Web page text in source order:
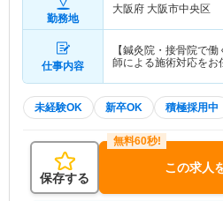
勤務地
大阪府 大阪市中央区
仕事内容
【鍼灸院・接骨院で
師による施術対応を
未経験OK 新卒OK 積極採用中
保存する
この求人